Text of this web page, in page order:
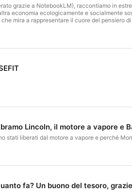
grazie a NotebookLM), raccontiamo in
economia ecologicamente e socialmente
mira a rappresentare il cuore del pensiero
Lincoln, il motore a vapore e
stati liberati dal motore a vapore e perché
fa? Un buono del tesoro,